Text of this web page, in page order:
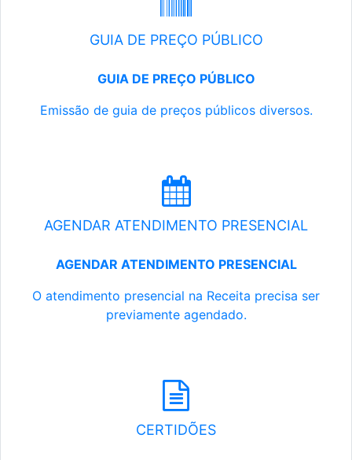
GUIA DE PREÇO PÚBLICO
GUIA DE PREÇO PÚBLICO
Emissão de guia de preços públicos diversos.
AGENDAR ATENDIMENTO PRESENCIAL
AGENDAR ATENDIMENTO PRESENCIAL
O atendimento presencial na Receita precisa ser
previamente agendado.
CERTIDÕES